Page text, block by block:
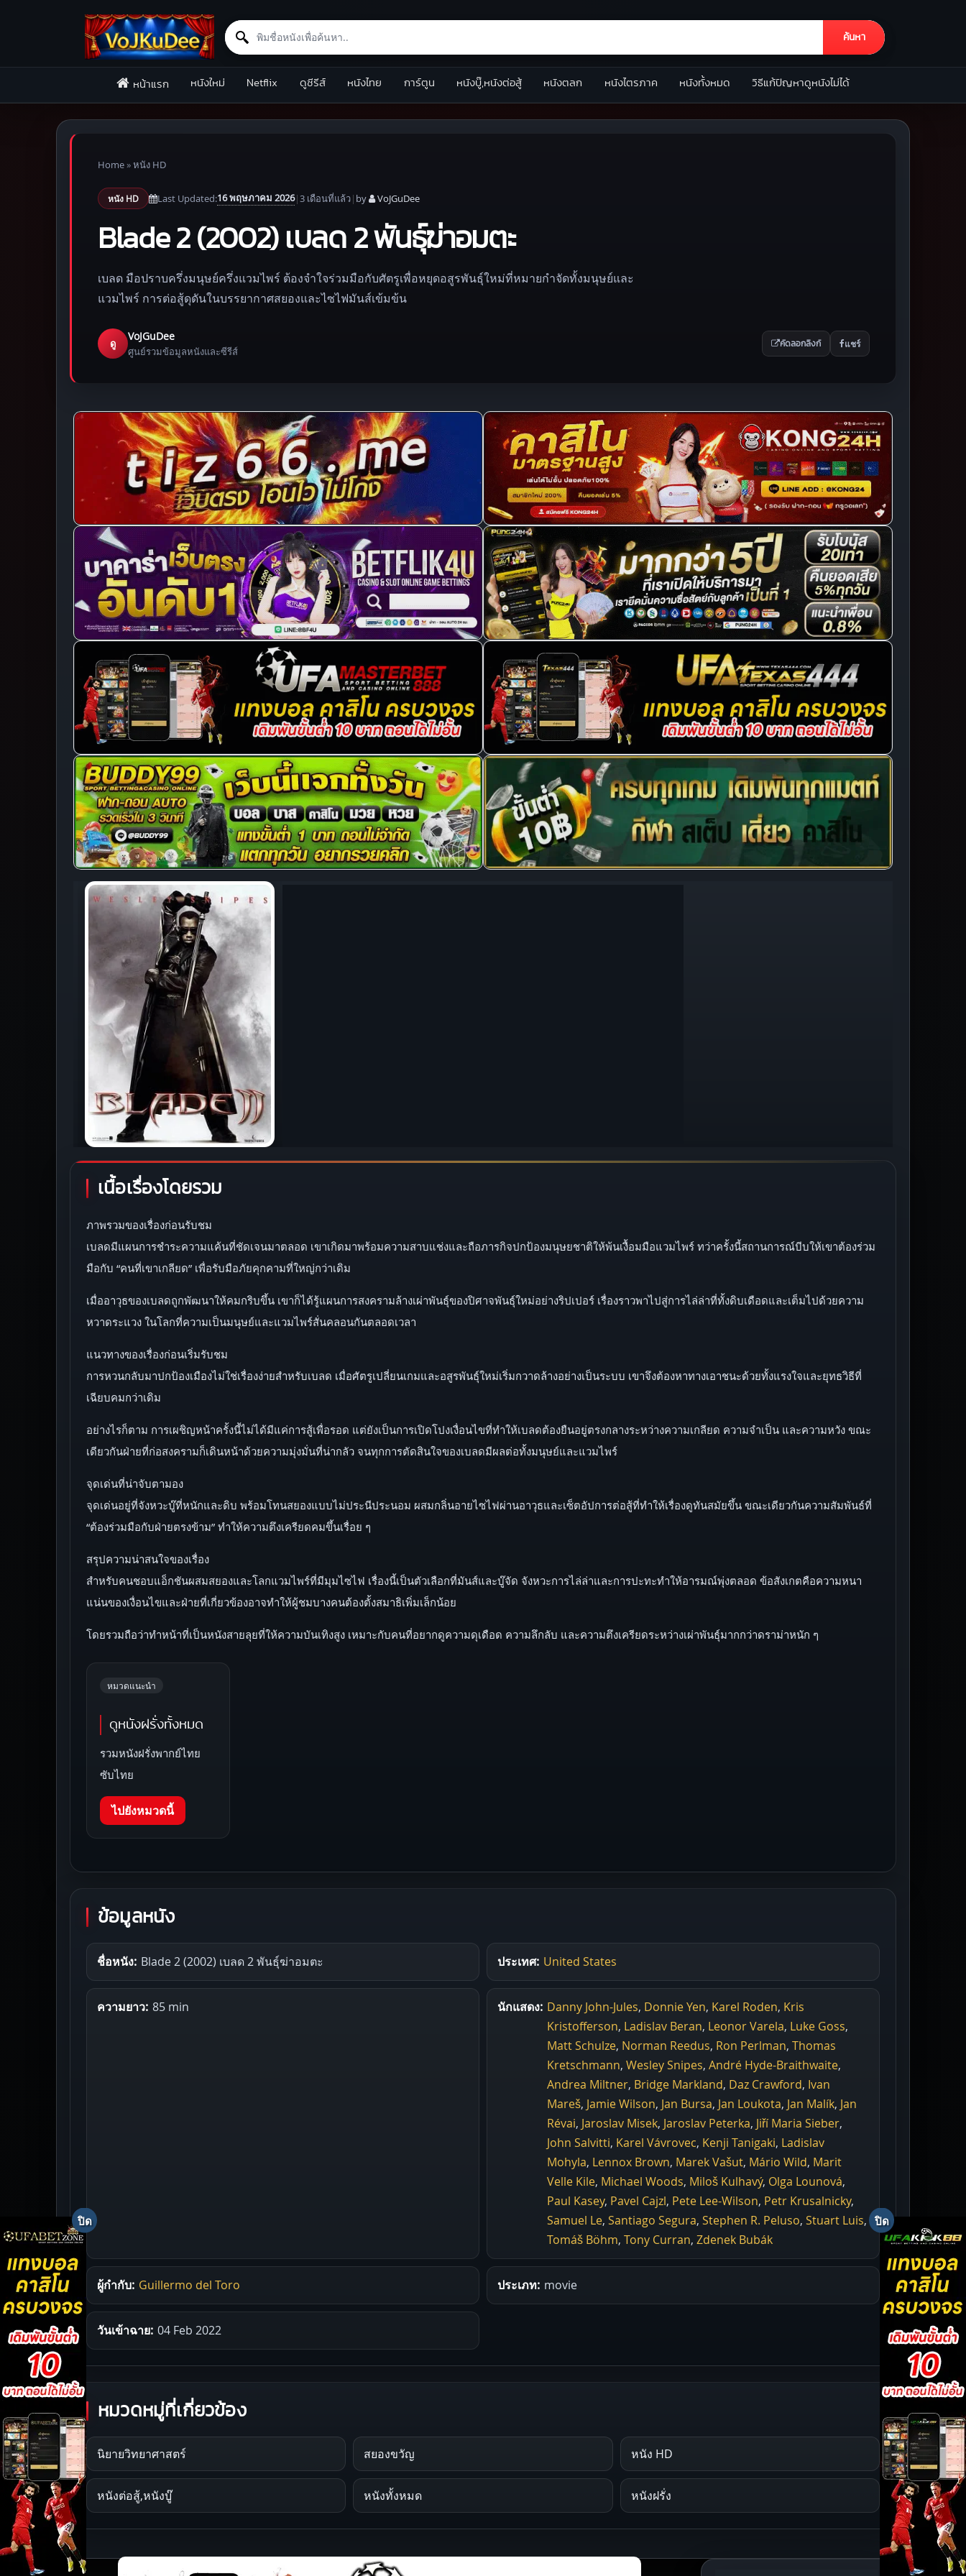
Search for:
ค้นหา
หน้าแรก หนังใหม่ Netflix ดูซีรีส์ หนังไทย การ์ตูน หนังบู๊,หนังต่อสู้ หนังตลก หนังไตรภาค หนังทั้งหมด วิธีแก้ปัญหาดูหนังไม่ได้
Home»หนัง HD
หนัง HD Last Updated:16 พฤษภาคม 2026|3 เดือนที่แล้ว| by VoJGuDee
Blade 2 (2002) เบลด 2 พันธุ์ฆ่าอมตะ
เบลด มือปราบครึ่งมนุษย์ครึ่งแวมไพร์ ต้องจำใจร่วมมือกับศัตรูเพื่อหยุดอสูรพันธุ์ใหม่ที่หมายกำจัดทั้งมนุษย์และ
แวมไพร์ การต่อสู้ดุดันในบรรยากาศสยองและไซไฟมันส์เข้มข้น
ดู
VoJGuDee
ศูนย์รวมข้อมูลหนังและซีรีส์
คัดลอกลิงก์ แชร์
เนื้อเรื่องโดยรวม
ภาพรวมของเรื่องก่อนรับชม
เบลดมีแผนการชำระความแค้นที่ชัดเจนมาตลอด เขาเกิดมาพร้อมความสาบแช่งและถือภารกิจปกป้องมนุษยชาติให้พ้นเงื้อมมือแวมไพร์ ทว่าครั้งนี้สถานการณ์บีบให้เขาต้องร่วม
มือกับ “คนที่เขาเกลียด” เพื่อรับมือภัยคุกคามที่ใหญ่กว่าเดิม
เมื่ออาวุธของเบลดถูกพัฒนาให้คมกริบขึ้น เขาก็ได้รู้แผนการสงครามล้างเผ่าพันธุ์ของปิศาจพันธุ์ใหม่อย่างริปเปอร์ เรื่องราวพาไปสู่การไล่ล่าที่ทั้งดิบเดือดและเต็มไปด้วยความ
หวาดระแวง ในโลกที่ความเป็นมนุษย์และแวมไพร์สั่นคลอนกันตลอดเวลา
แนวทางของเรื่องก่อนเริ่มรับชม
การหวนกลับมาปกป้องเมืองไม่ใช่เรื่องง่ายสำหรับเบลด เมื่อศัตรูเปลี่ยนเกมและอสูรพันธุ์ใหม่เริ่มกวาดล้างอย่างเป็นระบบ เขาจึงต้องหาทางเอาชนะด้วยทั้งแรงใจและยุทธวิธีที่
เฉียบคมกว่าเดิม
อย่างไรก็ตาม การเผชิญหน้าครั้งนี้ไม่ได้มีแค่การสู้เพื่อรอด แต่ยังเป็นการเปิดโปงเงื่อนไขที่ทำให้เบลดต้องยืนอยู่ตรงกลางระหว่างความเกลียด ความจำเป็น และความหวัง ขณะ
เดียวกันฝ่ายที่ก่อสงครามก็เดินหน้าด้วยความมุ่งมั่นที่น่ากลัว จนทุกการตัดสินใจของเบลดมีผลต่อทั้งมนุษย์และแวมไพร์
จุดเด่นที่น่าจับตามอง
จุดเด่นอยู่ที่จังหวะบู๊ที่หนักและดิบ พร้อมโทนสยองแบบไม่ประนีประนอม ผสมกลิ่นอายไซไฟผ่านอาวุธและเซ็ตอัปการต่อสู้ที่ทำให้เรื่องดูทันสมัยขึ้น ขณะเดียวกันความสัมพันธ์ที่
“ต้องร่วมมือกับฝ่ายตรงข้าม” ทำให้ความตึงเครียดคมขึ้นเรื่อย ๆ
สรุปความน่าสนใจของเรื่อง
สำหรับคนชอบแอ็กชันผสมสยองและโลกแวมไพร์ที่มีมุมไซไฟ เรื่องนี้เป็นตัวเลือกที่มันส์และบู๊จัด จังหวะการไล่ล่าและการปะทะทำให้อารมณ์พุ่งตลอด ข้อสังเกตคือความหนา
แน่นของเงื่อนไขและฝ่ายที่เกี่ยวข้องอาจทำให้ผู้ชมบางคนต้องตั้งสมาธิเพิ่มเล็กน้อย
โดยรวมถือว่าทำหน้าที่เป็นหนังสายลุยที่ให้ความบันเทิงสูง เหมาะกับคนที่อยากดูความดุเดือด ความลึกลับ และความตึงเครียดระหว่างเผ่าพันธุ์มากกว่าดราม่าหนัก ๆ
หมวดแนะนำ
ดูหนังฝรั่งทั้งหมด
รวมหนังฝรั่งพากย์ไทย
ซับไทย
ไปยังหมวดนี้
ข้อมูลหนัง
ชื่อหนัง: Blade 2 (2002) เบลด 2 พันธุ์ฆ่าอมตะ ประเทศ: United States
ความยาว: 85 min นักแสดง: Danny John-Jules, Donnie Yen, Karel Roden, Kris
Kristofferson, Ladislav Beran, Leonor Varela, Luke Goss,
Matt Schulze, Norman Reedus, Ron Perlman, Thomas
Kretschmann, Wesley Snipes, André Hyde-Braithwaite,
Andrea Miltner, Bridge Markland, Daz Crawford, Ivan
Mareš, Jamie Wilson, Jan Bursa, Jan Loukota, Jan Malík, Jan
Révai, Jaroslav Misek, Jaroslav Peterka, Jiří Maria Sieber,
John Salvitti, Karel Vávrovec, Kenji Tanigaki, Ladislav
Mohyla, Lennox Brown, Marek Vašut, Mário Wild, Marit
Velle Kile, Michael Woods, Miloš Kulhavý, Olga Lounová,
Paul Kasey, Pavel Cajzl, Pete Lee-Wilson, Petr Krusalnicky,
Samuel Le, Santiago Segura, Stephen R. Peluso, Stuart Luis,
Tomáš Böhm, Tony Curran, Zdenek Bubák
ผู้กำกับ: Guillermo del Toro ประเภท: movie
วันเข้าฉาย: 04 Feb 2022
หมวดหมู่ที่เกี่ยวข้อง
นิยายวิทยาศาสตร์ สยองขวัญ หนัง HD
หนังต่อสู้,หนังบู๊ หนังทั้งหมด หนังฝรั่ง